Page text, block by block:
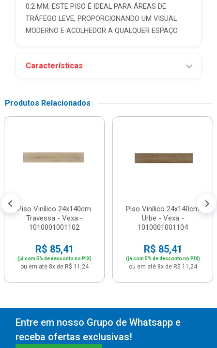
0,2 MM, ESTE PISO É IDEAL PARA ÁREAS DE
TRÁFEGO LEVE, PROPORCIONANDO UM VISUAL
MODERNO E ACOLHEDOR A QUALQUER ESPAÇO.
Características
Produtos Relacionados
Piso Vinílico 24x140cm
Travessa - Vexa -
1010001001102
R$ 85,41
(já com 5% de desconto no PIX)
ou em até 8x de R$ 11,24
Piso Vinílico 24x140cm
Urbe - Vexa -
1010001001104
R$ 85,41
(já com 5% de desconto no PIX)
ou em até 8x de R$ 11,24
Entre em nosso Grupo de Whatsapp e
receba ofertas exclusivas!